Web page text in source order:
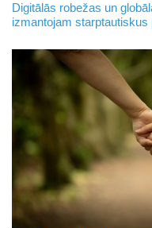
Digitālās robežas un
izmantojam starptautiskus